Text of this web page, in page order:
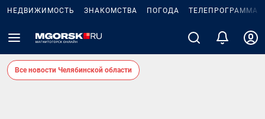
НЕДВИЖИМОСТЬ ЗНАКОМСТВА ПОГОДА ТЕЛЕПРОГРАММА
Все новости Челябинской области